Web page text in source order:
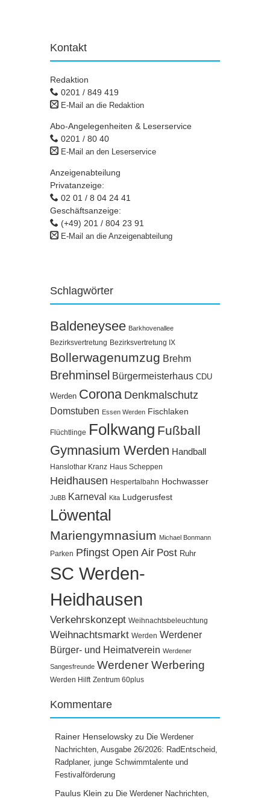
Kontakt
Redaktion
0201 / 849 419
E-Mail an die Redaktion
Abo-Angelegenheiten & Leserservice
0201 / 80 40
E-Mail an den Leserservice
Anzeigenabteilung
Privatanzeige:
02 01 / 8 04 24 41
Geschäftsanzeige:
(+49) 201 / 804 23 91
E-Mail an die Anzeigenabteilung
Schlagwörter
Baldeneysee Barkhovenallee
Bezirksvertretung Bezirksvertretung IX
Bollerwagenumzug Brehm
Brehminsel Bürgermeisterhaus CDU
Werden Corona Denkmalschutz
Domstuben Essen Werden Fischlaken
Flüchtlinge Folkwang Fußball
Gymnasium Werden Handball
Hanslothar Kranz Haus Scheppen
Heidhausen Hespertalbahn Hochwasser
JuBB Karneval Kita Ludgerusfest
Löwental
Mariengymnasium Michael Bonmann
Parken Pfingst Open Air Post Ruhr
SC Werden-
Heidhausen
Verkehrskonzept Weihnachtsbeleuchtung
Weihnachtsmarkt Werden Werdener
Bürger- und Heimatverein Werdener
Sangesfreunde Werdener Werbering
Werden Hilft Zentrum 60plus
Kommentare
Rainer Henselowsky zu Die Werdener
Nachrichten, Ausgabe 26/2026: RadEntscheid,
Radplaner, junge Schwimmtalente und
Festivalförderung
Paulus Klein zu Die Werdener Nachrichten,